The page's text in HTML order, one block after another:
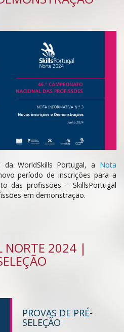
WorldSkills Portugal, a Nota
período de inscrições para a
das profissões – SkillsPortugal
em demonstração.
NORTE 2024 |
PROVAS DE PRÉ-
SELEÇÃO